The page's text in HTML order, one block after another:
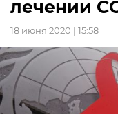
лечении
18 июня 2020 | 15:58